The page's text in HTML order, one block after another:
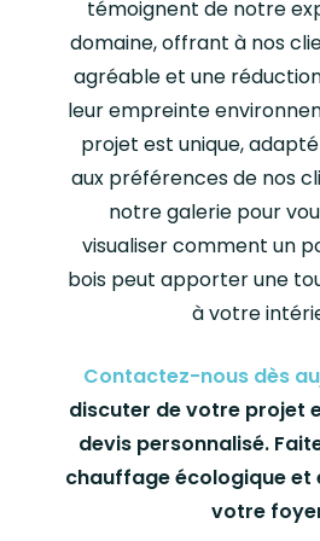
source de
renouvelable et
optant pour un
granulés bois, vous
à réduire votre
carbone et à
l’environnement.
En outre, les poêles
bois offrent une
modèles sont dotés
fonctionnalités
telles que la
de plages horaires,
à distance et la
La quantité de
alimentés dans le
régulée par un
dosage automatique.
permet de maintenir
combustion
ajustant la quantité de
granulés en fonction
Le système
granulés est
contrôlé par un
commande situé
ou par une
leur système
automatique en
permet d’obtenir
efficacité de
supérieure et une
consommation de
combustible plus
par rapport aux
traditionnels.
également plus
utiliser. Ils disposent
de fonctionnalités
telles que la
de plages horaires,
témoignent de notre
domaine, offrant à nos
agréable et une
leur empreinte
projet est unique,
aux préférences de nos
notre galerie pour
visualiser comment un
bois peut apporter une
à votre
Contactez-nous dès
discuter de votre projet
devis personnalisé.
chauffage écologique et
votre